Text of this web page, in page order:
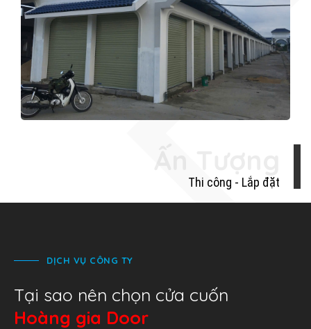
QUẢNG NGÃI
Xem Tiếp
Ấn Tượng
Thi công - Lắp đặt
DỊCH VỤ CÔNG TY
Tại sao nên chọn cửa cuốn
Hoàng gia Door